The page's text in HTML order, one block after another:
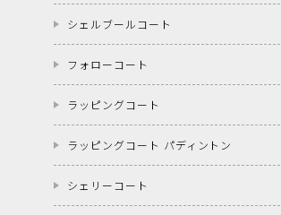
シェルブールコート
フォローコート
ラッピングコート
ラッピングコート パディントン
シェリーコート